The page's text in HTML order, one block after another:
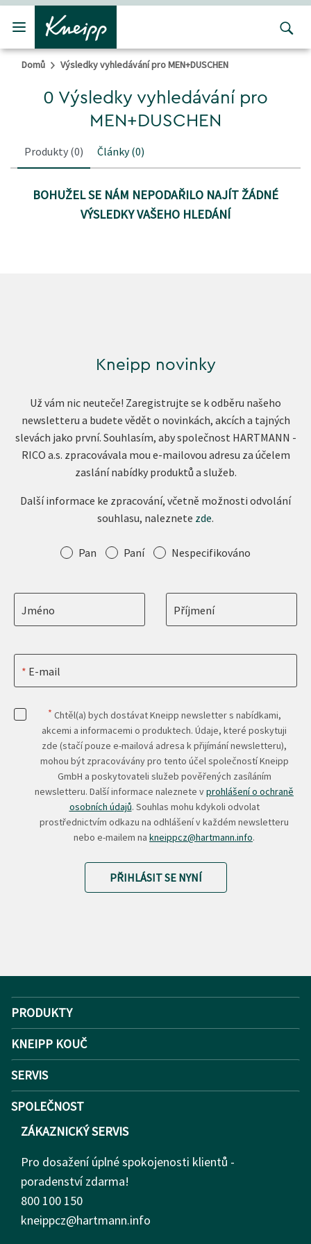
Přejít na hlavní obsah
Přejít na obsah patičky
Domů Výsledky vyhledávání pro MEN+DUSCHEN
0 Výsledky vyhledávání pro
MEN+DUSCHEN
Produkty (0) Články(0)
BOHUŽEL SE NÁM NEPODAŘILO NAJÍT ŽÁDNÉ
VÝSLEDKY VAŠEHO HLEDÁNÍ
Kneipp novinky
Už vám nic neuteče! Zaregistrujte se k odběru našeho
newsletteru a budete vědět o novinkách, akcích a tajných
slevách jako první. Souhlasím, aby společnost HARTMANN -
RICO a.s. zpracovávala mou e-mailovou adresu za účelem
zaslání nabídky produktů a služeb.
Další informace ke zpracování, včetně možnosti odvolání
souhlasu, naleznete zde.
Oslovení Pan Paní Nespecifikováno
Jméno Příjmení
E-mail
* Chtěl(a) bych dostávat Kneipp newsletter s nabídkami,
akcemi a informacemi o produktech. Údaje, které poskytuji
zde (stačí pouze e-mailová adresa k přijímání newsletteru),
mohou být zpracovávány pro tento účel společností Kneipp
GmbH a poskytovateli služeb pověřených zasíláním
newsletteru. Další informace naleznete vprohlášení o ochraně
osobních údajů. Souhlas mohu kdykoli odvolat
prostřednictvím odkazu na odhlášení v každém newsletteru
nebo e-mailem na kneippcz@hartmann.info.
PŘIHLÁSIT SE NYNÍ
PRODUKTY
KNEIPP KOUČ
SERVIS
SPOLEČNOST
ZÁKAZNICKÝ SERVIS
Pro dosažení úplné spokojenosti klientů -
poradenství zdarma!
800 100 150
kneippcz@hartmann.info